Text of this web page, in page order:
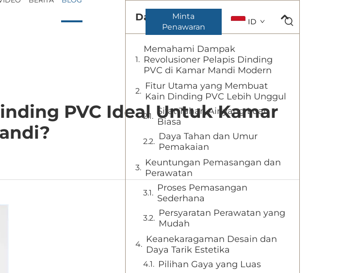
Minta
Penawaran
ID
PVC Ideal Untuk Kamar
Daftar Isi
Memahami Dampak
Revolusioner Pelapis Dinding
PVC di Kamar Mandi Modern
Fitur Utama yang Membuat
Kain Dinding PVC Lebih Unggul
Sifat Tahan Air yang Luar
Biasa
Daya Tahan dan Umur
Pemakaian
Keuntungan Pemasangan dan
Perawatan
Proses Pemasangan
Sederhana
Persyaratan Perawatan yang
Mudah
Keanekaragaman Desain dan
Daya Tarik Estetika
Pilihan Gaya yang Luas